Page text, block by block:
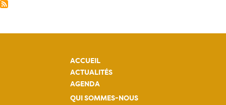
ACCUEIL
ACTUALITÉS
AGENDA
QUI SOMMES-NOUS